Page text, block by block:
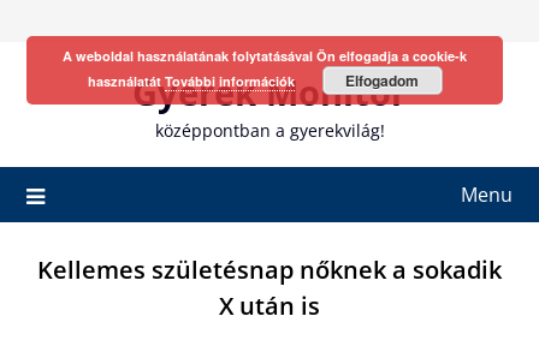
Gyerek Monitor
középpontban a gyerekvilág!
Menu
Kellemes születésnap nőknek a sokadik
X után is
A weboldal használatának folytatásával Ön elfogadja a cookie-k
használatát További információk Elfogadom